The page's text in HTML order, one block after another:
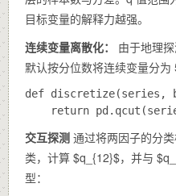
目标变量的解释力越强。
连续变量离散化：
由于地理
默认按分位数将连续变量分为
def discretize(series,
交互探测 通过将两因子的分
类，计算 $q_{12}$，并与
型：